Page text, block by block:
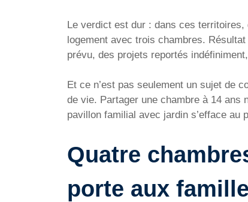
Le verdict est dur : dans ces
logement avec trois chambres.
prévu, des projets reportés
Et ce n’est pas seulement un sujet de
de vie. Partager une chambre à 14 ans
pavillon familial avec jardin s’efface au
Quatre
porte aux